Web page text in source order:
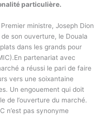
particulière.
ministre, Joseph Dion
son ouverture, le Douala
dans les grands pour
partenariat avec
a réussi le pari de faire
vers une soixantaine
Un engouement qui doit
de l’ouverture du marché.
n’est pas synonyme